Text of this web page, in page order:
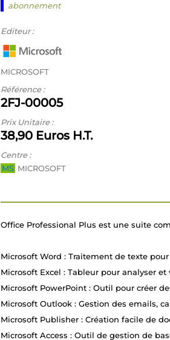
abonnement
Editeur :
MICROSOFT
Référence :
2FJ-00005
Prix Unitaire :
38,90 Euros H.T.
Centre :
MS MICROSOFT
Office Professional Plus est une suite
Microsoft Word : Traitement de texte
Microsoft Excel : Tableur pour analyser
Microsoft PowerPoint : Outil pour créer
Microsoft Outlook : Gestion des emails,
Microsoft Publisher : Création facile de
Microsoft Access : Outil de gestion de